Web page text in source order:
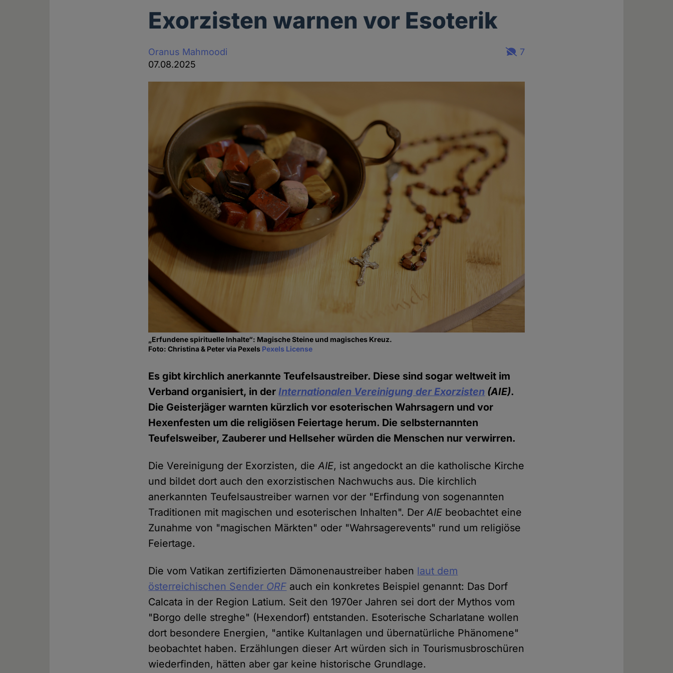
Exorzisten warnen vor Esoterik
Oranus Mahmoodi
07.08.2025
7
„Erfundene spirituelle Inhalte“: Magische Steine und magisches Kreuz.
Foto: Christina & Peter via Pexels Pexels License
Es gibt kirchlich anerkannte Teufelsaustreiber. Diese sind sogar weltweit im
Verband organisiert, in derInternationalen Vereinigung der Exorzisten (AIE).
Die Geisterjäger warnten kürzlich vor esoterischen Wahrsagern und vor
Hexenfesten um die religiösen Feiertage herum. Die selbsternannten
Teufelsweiber, Zauberer und Hellseher würden die Menschen nur verwirren.
Die Vereinigung der Exorzisten, dieAIE, ist angedockt an die katholische Kirche
und bildet dort auch den exorzistischen Nachwuchs aus. Die kirchlich
anerkannten Teufelsaustreiber warnen vor der "Erfindung von sogenannten
Traditionen mit magischen und esoterischen Inhalten". DerAIE beobachtet eine
Zunahme von "magischen Märkten" oder "Wahrsagerevents" rund um religiöse
Feiertage.
Die vom Vatikan zertifizierten Dämonenaustreiber haben laut dem
österreichischen Sender ORF auch ein konkretes Beispiel genannt: Das Dorf
Calcata in der Region Latium. Seit den 1970er Jahren sei dort der Mythos vom
"Borgo delle streghe" (Hexendorf) entstanden. Esoterische Scharlatane wollen
dort besondere Energien, "antike Kultanlagen und übernatürliche Phänomene"
beobachtet haben. Erzählungen dieser Art würden sich in Tourismusbroschüren
wiederfinden, hätten aber gar keine historische Grundlage.